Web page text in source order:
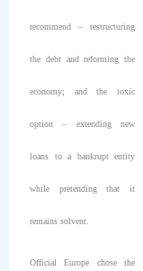
recommend – restructuring
the debt and reforming the
economy; and the toxic
option – extending new
loans to a bankrupt entity
while pretending that it
remains solvent.
Official Europe chose the